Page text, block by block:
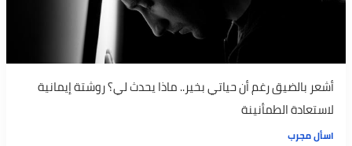
أشعر بالضيق رغم أن حياتي بخير.. ماذا يحدث لي؟ روشتة إيمانية
لاستعادة الطمأنينة
اسأل مجرب